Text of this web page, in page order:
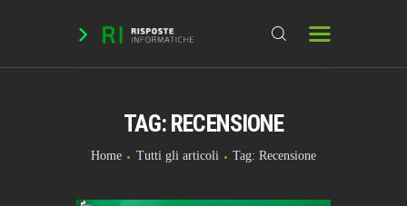
TAG: RECENSIONE
Home Tutti gli articoli Tag: Recensione
DOMANDE & RICHIESTE